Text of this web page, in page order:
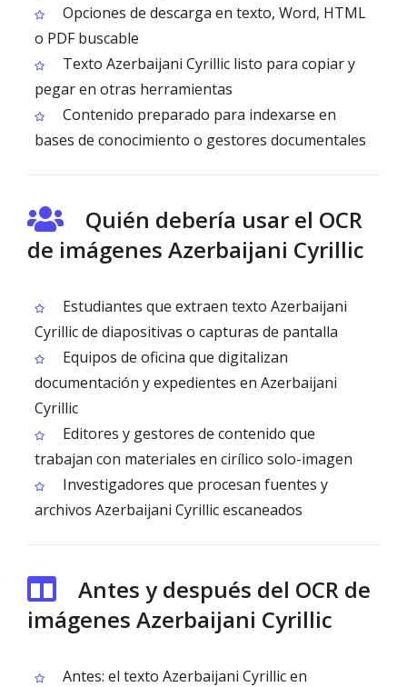
Opciones de descarga en texto, Word, HTML
o PDF buscable
Texto Azerbaijani Cyrillic listo para copiar y
pegar en otras herramientas
Contenido preparado para indexarse en
bases de conocimiento o gestores documentales
Quién debería usar el OCR
de imágenes Azerbaijani Cyrillic
Estudiantes que extraen texto Azerbaijani
Cyrillic de diapositivas o capturas de pantalla
Equipos de oficina que digitalizan
documentación y expedientes en Azerbaijani
Cyrillic
Editores y gestores de contenido que
trabajan con materiales en cirílico solo-imagen
Investigadores que procesan fuentes y
archivos Azerbaijani Cyrillic escaneados
Antes y después del OCR de
imágenes Azerbaijani Cyrillic
Antes: el texto Azerbaijani Cyrillic en